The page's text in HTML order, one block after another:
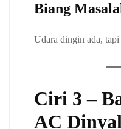
Biang
Udara dingin ada, tapi
Ciri 3 –
AC